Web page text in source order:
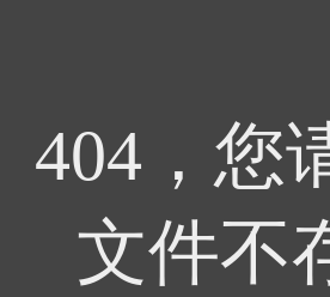
404，您
文件不